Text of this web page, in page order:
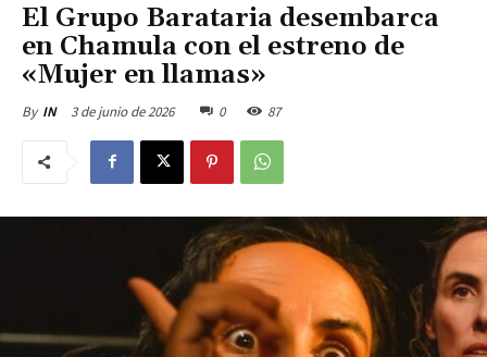
El Grupo Barataria desembarca
en Chamula con el estreno de
«Mujer en llamas»
By IN 3 de junio de 2026 0 87